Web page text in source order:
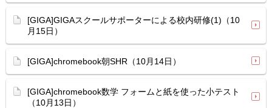
[GIGA]GIGAスクールサポーターによる校内研修(1)（10
月15日）
[GIGA]chromebook朝SHR（10月14日）
[GIGA]chromebook数学 フォームと紙を使った小テスト
（10月13日）